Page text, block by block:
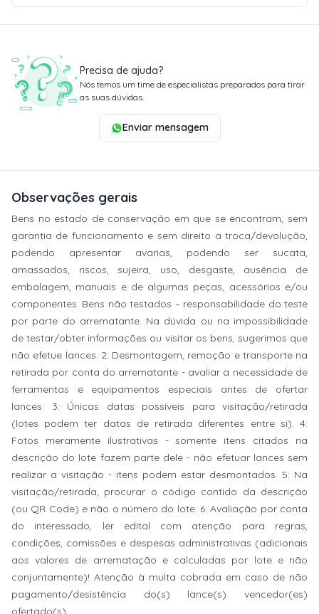
Precisa de ajuda?
Nós temos um time de especialistas preparados para tirar
as suas dúvidas.
Enviar mensagem
Observações gerais
Bens no estado de conservação em que se encontram, sem
garantia de funcionamento e sem direito a troca/devolução,
podendo apresentar avarias, podendo ser sucata,
amassados, riscos, sujeira, uso, desgaste, ausência de
embalagem, manuais e de algumas peças, acessórios e/ou
componentes. Bens não testados – responsabilidade do teste
por parte do arrematante. Na dúvida ou na impossibilidade
de testar/obter informações ou visitar os bens, sugerimos que
não efetue lances. 2: Desmontagem, remoção e transporte na
retirada por conta do arrematante - avaliar a necessidade de
ferramentas e equipamentos especiais antes de ofertar
lances. 3: Únicas datas possíveis para visitação/retirada
(lotes podem ter datas de retirada diferentes entre si). 4:
Fotos meramente ilustrativas - somente itens citados na
descrição do lote fazem parte dele - não efetuar lances sem
realizar a visitação - itens podem estar desmontados. 5: Na
visitação/retirada, procurar o código contido da descrição
(ou QR Code) e não o número do lote. 6: Avaliação por conta
do interessado, ler edital com atenção para regras,
condições, comissões e despesas administrativas (adicionais
aos valores de arrematação e calculadas por lote e não
conjuntamente)! Atenção à multa cobrada em caso de não
pagamento/desistência do(s) lance(s) vencedor(es)
ofertado(s).